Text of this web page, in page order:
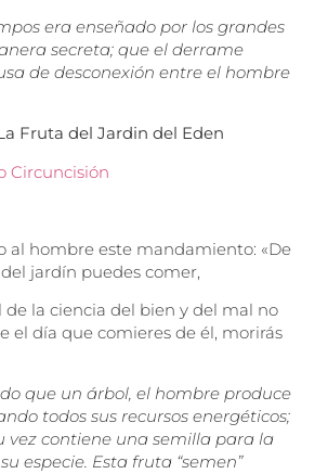
era enseñado por los grandes
secreta; que el derrame
de desconexión entre el hombre
Fruta del Jardin del Eden
al hombre este mandamiento: «De
jardín puedes comer,
de la ciencia del bien y del mal no
el día que comieres de él, morirás
que un árbol, el hombre produce
todos sus recursos energéticos;
vez contiene una semilla para la
especie. Esta fruta “semen”